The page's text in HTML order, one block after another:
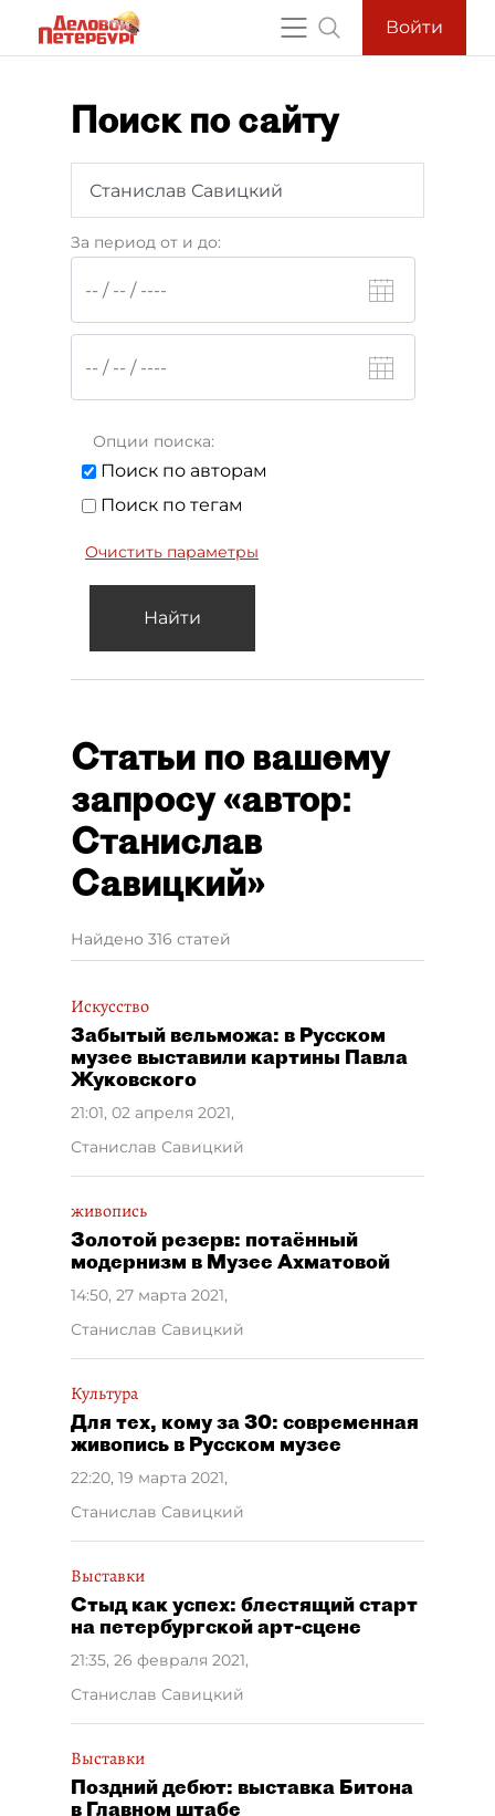
Войти
Поиск по сайту
За период от и до:
Опции поиска:
Поиск по авторам
Поиск по тегам
Найти
Очистить параметры
Статьи по вашему
запросу «автор:
Станислав
Савицкий»
Найдено 316 статей
Искусство
Забытый вельможа: в Русском
музее выставили картины Павла
Жуковского
21:01, 02 апреля 2021,
Станислав Савицкий
живопись
Золотой резерв: потаённый
модернизм в Музее Ахматовой
14:50, 27 марта 2021,
Станислав Савицкий
Культура
Для тех, кому за 30: современная
живопись в Русском музее
22:20, 19 марта 2021,
Станислав Савицкий
Выставки
Стыд как успех: блестящий старт
на петербургской арт-сцене
21:35, 26 февраля 2021,
Станислав Савицкий
Выставки
Поздний дебют: выставка Битона
в Главном штабе